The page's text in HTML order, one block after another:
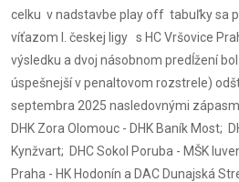
celku v nadstavbe play off tabuľky sa
víťazom I. českej ligy s HC Vršovice
výsledku a dvoj násobnom predĺžení
úspešnejší v penaltovom rozstrele)
septembra 2025 nasledovnými
DHK Zora Olomouc - DHK Baník Most;
Kynžvart; DHC Sokol Poruba - MŠK
Praha - HK Hodonín a DAC Dunajská